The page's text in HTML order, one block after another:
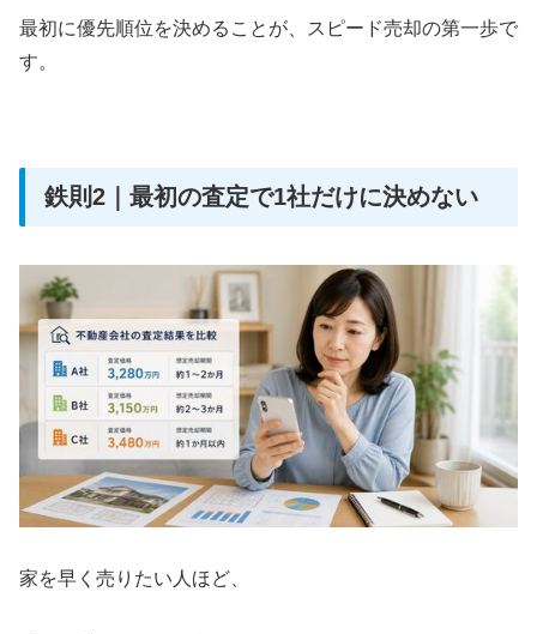
最初に優先順位を決めることが、スピード売却の第一歩で
す。
鉄則2｜最初の査定で1社だけに決めない
家を早く売りたい人ほど、